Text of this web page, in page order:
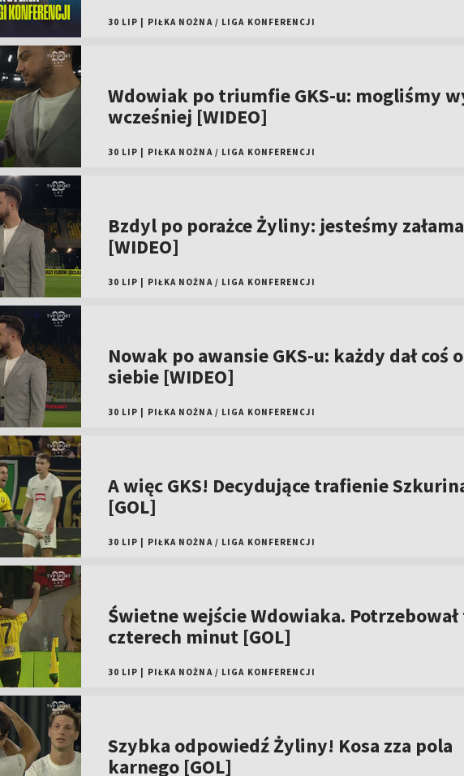
30 LIP PIŁKA NOŻNA / LIGA KONFERENCJI
Wdowiak po triumfie GKS-u: mogliśmy
wcześniej [WIDEO]
30 LIP PIŁKA NOŻNA / LIGA KONFERENCJI
Bzdyl po porażce Żyliny: jesteśmy
[WIDEO]
30 LIP PIŁKA NOŻNA / LIGA KONFERENCJI
Nowak po awansie GKS-u: każdy dał coś
siebie [WIDEO]
30 LIP PIŁKA NOŻNA / LIGA KONFERENCJI
A więc GKS! Decydujące trafienie
[GOL]
30 LIP PIŁKA NOŻNA / LIGA KONFERENCJI
Świetne wejście Wdowiaka.
czterech minut [GOL]
30 LIP PIŁKA NOŻNA / LIGA KONFERENCJI
Szybka odpowiedź Żyliny! Kosa zza pola
karnego [GOL]